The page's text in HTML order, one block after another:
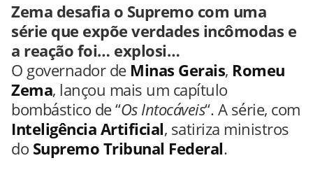
Zema desafia o Supremo com uma
série que expõe verdades incômodas e
a reação foi… explosi…
O governador de Minas Gerais, Romeu
Zema, lançou mais um capítulo
bombástico de “Os Intocáveis“. A série, com
Inteligência Artificial, satiriza ministros
do Supremo Tribunal Federal.